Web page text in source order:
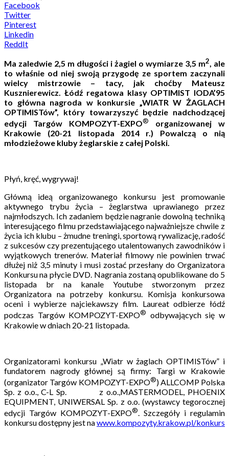
Facebook
Twitter
Pinterest
Linkedin
ReddIt
Ma zaledwie 2,5 m długości i żagiel o wymiarze 3,5 m2, ale
to właśnie od niej swoją przygodę ze sportem zaczynali
wielcy mistrzowie – tacy, jak choćby Mateusz
Kusznierewicz. Łódź regatowa klasy OPTIMIST IODA’95
to główna nagroda w konkursie „WIATR W ŻAGLACH
OPTIMISTów”, który towarzyszyć będzie nadchodzącej
edycji Targów KOMPOZYT-EXPO®
organizowanej w
Krakowie (20-21 listopada 2014 r.) Powalczą o nią
młodzieżowe kluby żeglarskie z całej Polski.
Płyń, kręć, wygrywaj!
Główną ideą organizowanego konkursu jest promowanie
aktywnego trybu życia – żeglarstwa uprawianego przez
najmłodszych. Ich zadaniem będzie nagranie dowolną techniką
interesującego filmu przedstawiającego najważniejsze chwile z
życia ich klubu – żmudne treningi, sportową rywalizację, radość
z sukcesów czy prezentującego utalentowanych zawodników i
wyjątkowych trenerów. Materiał filmowy nie powinien trwać
dłużej niż 3,5 minuty i musi zostać przesłany do Organizatora
Konkursu na płycie DVD. Nagrania zostaną opublikowane do 5
listopada br na kanale Youtube stworzonym przez
Organizatora na potrzeby konkursu. Komisja konkursowa
oceni i wybierze najciekawszy film. Laureat odbierze łódź
podczas Targów KOMPOZYT-EXPO® odbywających się w
Krakowie w dniach 20-21 listopada.
Organizatorami konkursu „Wiatr w żaglach OPTIMISTów” i
fundatorem nagrody głównej są firmy: Targi w Krakowie
(organizator Targów KOMPOZYT-EXPO®) ALLCOMP Polska
Sp. z o.o., C-L Sp. z o.o.,MASTERMODEL, PHOENIX
EQUIPMENT, UNIWERSAL Sp. z o.o. (wystawcy tegorocznej
edycji Targów KOMPOZYT-EXPO®. Szczegóły i regulamin
konkursu dostępny jest nawww.kompozyty.krakow.pl/konkurs